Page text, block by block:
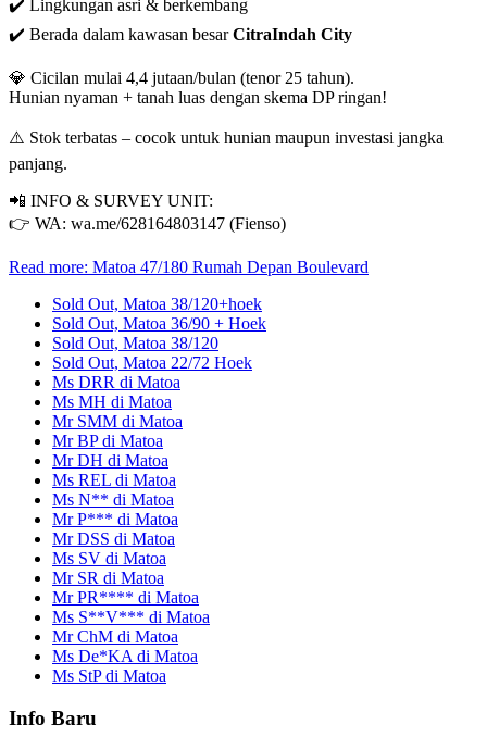
✔️ Lingkungan asri & berkembang
✔️ Berada dalam kawasan besarCitraIndah City
💎 Cicilan mulai 4,4 jutaan/bulan (tenor 25 tahun).
Hunian nyaman + tanah luas dengan skema DP ringan!
⚠️ Stok terbatas – cocok untuk hunian maupun investasi jangka
panjang.
📲 INFO & SURVEY UNIT:
👉 WA: wa.me/628164803147 (Fienso)
Read more: Matoa 47/180 Rumah Depan Boulevard
Sold Out, Matoa 38/120+hoek
Sold Out, Matoa 36/90 + Hoek
Sold Out, Matoa 38/120
Sold Out, Matoa 22/72 Hoek
Ms DRR di Matoa
Ms MH di Matoa
Mr SMM di Matoa
Mr BP di Matoa
Mr DH di Matoa
Ms REL di Matoa
Ms N** di Matoa
Mr P*** di Matoa
Mr DSS di Matoa
Ms SV di Matoa
Mr SR di Matoa
Mr PR**** di Matoa
Ms S**V*** di Matoa
Mr ChM di Matoa
Ms De*KA di Matoa
Ms StP di Matoa
Info Baru